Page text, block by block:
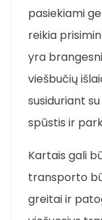
pasiekiami
reikia
yra
viešbučių
susiduriant
spūstis ir
Kartais gali
transporto
greitai ir